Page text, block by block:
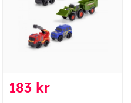
183 kr